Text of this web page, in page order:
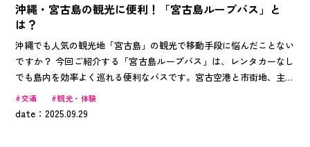
沖縄・宮古島の観光に便利！「宮古島ループバス」と
は？
沖縄でも人気の観光地「宮古島」の観光で移動手段に悩んだことない
ですか？ 今回ご紹介する「宮古島ループバス」は、レンタカーなし
でも島内を効率よく巡れる便利なバスです。宮古空港と市街地、主要
な観光スポットを結ぶ2つのルートで運行しており、1日乗り放題のフ
リーパスを利用すれば、時間を気にせず観光を楽しめます。 「せっ
交通 観光・体験
date：2025.09.29